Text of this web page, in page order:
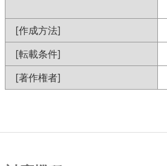
[作成方法]
[転載条件]
[著作権者]